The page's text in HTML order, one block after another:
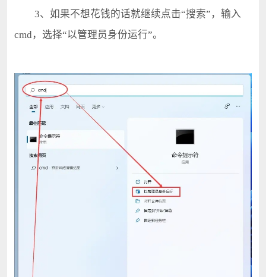
3、如果不想花钱的话就继续点击“搜索”，输入
cmd，选择“以管理员身份运行”。